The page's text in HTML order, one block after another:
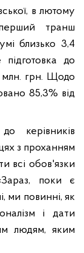
в лютому
транш
близько 3,4
до
млн. грн. Щодо
85,3% від
керівників
з проханням
всі обов'язки
поки є
ми повинні, як
і дати
людям, яким